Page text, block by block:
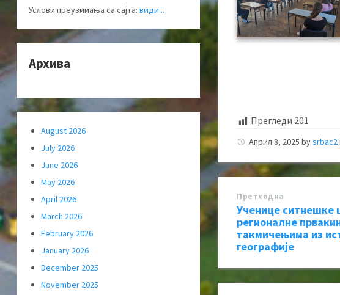
Прегледи 201
Април 8, 2025 bysrbac2
Претходна
Ученице ситнешке
регионалне
такмичењима из
географије
Услови преузимања са сајта: види...
Архива
August 2026
July 2026
June 2026
May 2026
April 2026
March 2026
February 2026
January 2026
December 2025
November 2025